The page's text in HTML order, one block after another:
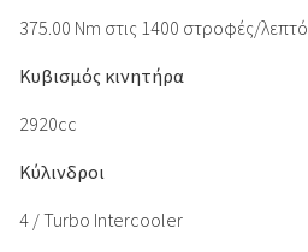
375.00 Nm στις 1400 στροφές/λεπτό
Κυβισμός κινητήρα
2920cc
Κύλινδροι
4 / Turbo Intercooler